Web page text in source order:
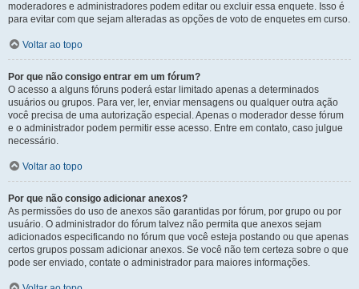
moderadores e administradores podem editar ou excluir essa enquete. Isso é
para evitar com que sejam alteradas as opções de voto de enquetes em curso.
Voltar ao topo
Por que não consigo entrar em um fórum?
O acesso a alguns fóruns poderá estar limitado apenas a determinados
usuários ou grupos. Para ver, ler, enviar mensagens ou qualquer outra ação
você precisa de uma autorização especial. Apenas o moderador desse fórum
e o administrador podem permitir esse acesso. Entre em contato, caso julgue
necessário.
Voltar ao topo
Por que não consigo adicionar anexos?
As permissões do uso de anexos são garantidas por fórum, por grupo ou por
usuário. O administrador do fórum talvez não permita que anexos sejam
adicionados especificando no fórum que você esteja postando ou que apenas
certos grupos possam adicionar anexos. Se você não tem certeza sobre o que
pode ser enviado, contate o administrador para maiores informações.